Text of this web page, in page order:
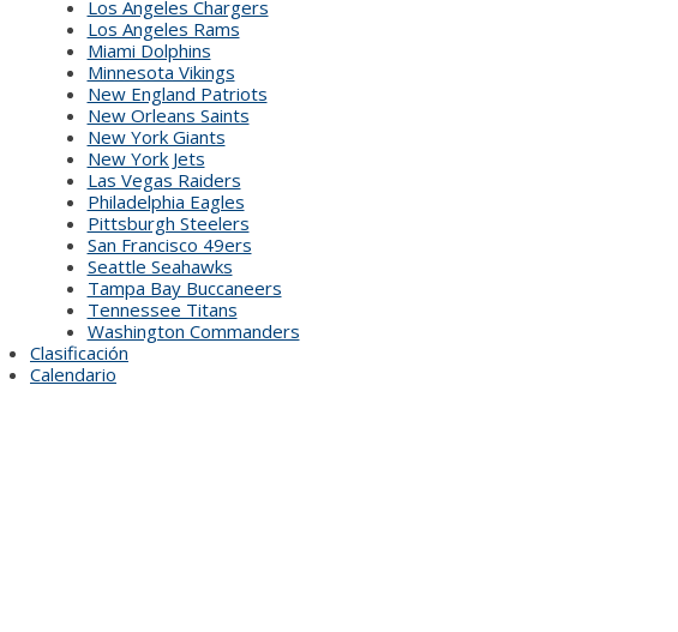
Los Angeles Chargers
Los Angeles Rams
Miami Dolphins
Minnesota Vikings
New England Patriots
New Orleans Saints
New York Giants
New York Jets
Las Vegas Raiders
Philadelphia Eagles
Pittsburgh Steelers
San Francisco 49ers
Seattle Seahawks
Tampa Bay Buccaneers
Tennessee Titans
Washington Commanders
Clasificación
Calendario